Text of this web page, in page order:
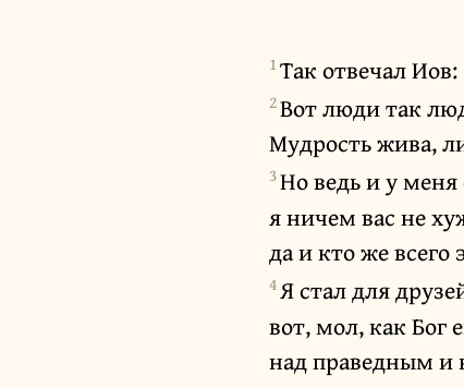
1Так отвечал Иов:
2Вот люди так
Мудрость жива,
3Но ведь и у меня
я ничем вас не
да и кто же всего
4Я стал для
вот, мол, как Бог
над праведным и